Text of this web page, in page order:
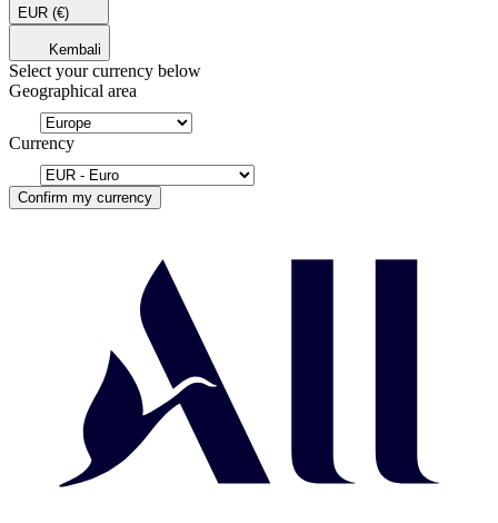
EUR (€)
Kembali
Select your currency below
Geographical area
Currency
Confirm my currency